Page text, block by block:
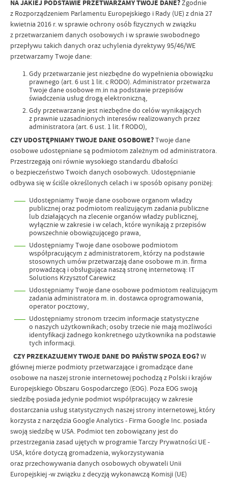
NA JAKIEJ PODSTAWIE PRZETWARZAMY TWOJE DANE? Zgodnie
z Rozporządzeniem Parlamentu Europejskiego i Rady (UE) z dnia 27
kwietnia 2016 r. w sprawie ochrony osób fizycznych w związku
z przetwarzaniem danych osobowych i w sprawie swobodnego
przepływu takich danych oraz uchylenia dyrektywy 95/46/WE
przetwarzamy Twoje dane:
Gdy przetwarzanie jest niezbędne do wypełnienia obowiązku
prawnego (art. 6 ust 1 lit. c RODO). Administrator przetwarza
Twoje dane osobowe m.in na podstawie przepisów
świadczenia usług drogą elektroniczną,
Gdy przetwarzanie jest niezbędne do celów wynikających
z prawnie uzasadnionych interesów realizowanych przez
administratora (art. 6 ust. 1 lit. f RODO),
CZY UDOSTĘPNIAMY TWOJE DANE OSOBOWE?Twoje dane
osobowe udostępniane są podmiotom zależnym od administratora.
Przestrzegają oni równie wysokiego standardu dbałości
o bezpieczeństwo Twoich danych osobowych. Udostępnianie
odbywa się w ściśle określonych celach i w sposób opisany poniżej:
Udostępniamy Twoje dane osobowe organom władzy
publicznej oraz podmiotom realizującym zadania publiczne
lub działających na zlecenie organów władzy publicznej,
wyłącznie w zakresie i w celach, które wynikają z przepisów
powszechnie obowiązującego prawa,
Udostępniamy Twoje dane osobowe podmiotom
współpracującym z administratorem, którzy na podstawie
stosownych umów przetwarzają dane osobowe m.in. firma
prowadzącą i obsługująca naszą stronę internetową: IT
Solutions Krzysztof Carewicz
Udostępniamy Twoje dane osobowe podmiotom realizującym
zadania administratora m. in. dostawca oprogramowania,
operator pocztowy,
Udostępniamy stronom trzecim informacje statystyczne
o naszych użytkownikach; osoby trzecie nie mają możliwości
identyfikacji żadnego konkretnego użytkownika na podstawie
tych informacji.
CZY PRZEKAZUJEMY TWOJE DANE DO PAŃSTW SPOZA EOG?W
głównej mierze podmioty przetwarzające i gromadzące dane
osobowe na naszej stronie internetowej pochodzą z Polski i krajów
Europejskiego Obszaru Gospodarczego (EOG). Poza EOG swoją
siedzibę posiada jedynie podmiot współpracujący w zakresie
dostarczania usług statystycznych naszej strony internetowej, który
korzysta z narzędzia Google Analytics - Firma Google Inc. posiada
swoją siedzibę w USA. Podmiot ten zobowiązany jest do
przestrzegania zasad ujętych w programie Tarczy Prywatności UE -
USA, które dotyczą gromadzenia, wykorzystywania
oraz przechowywania danych osobowych obywateli Unii
Europejskiej -w związku z decyzją wykonawczą Komisji (UE)